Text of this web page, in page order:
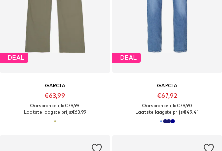
DEAL
GARCIA
€63,99
Oorspronkelijk: €79,99
Laatste laagste prijs:€63,99
DEAL
GARCIA
€67,92
Oorspronkelijk: €79,90
Laatste laagste prijs:€49,41